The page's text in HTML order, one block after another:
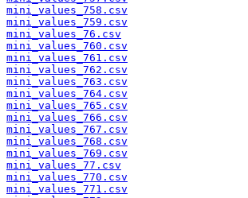
mini_values_758.csv
mini_values_759.csv
mini_values_76.csv
mini_values_760.csv
mini_values_761.csv
mini_values_762.csv
mini_values_763.csv
mini_values_764.csv
mini_values_765.csv
mini_values_766.csv
mini_values_767.csv
mini_values_768.csv
mini_values_769.csv
mini_values_77.csv
mini_values_770.csv
mini_values_771.csv